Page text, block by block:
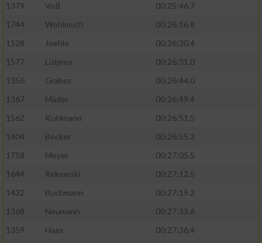
1379
Voß
00:25:46.7
1744
Wohlmuth
00:26:16.8
1528
Joehle
00:26:30.4
1577
Lütjens
00:26:31.0
1356
Grabez
00:26:44.0
1367
Mäder
00:26:49.4
1562
Kuhlmann
00:26:51.5
1404
Becker
00:26:55.3
1758
Meyer
00:27:05.5
1644
Rekowski
00:27:12.5
1432
Buchmann
00:27:19.2
1368
Neumann
00:27:33.6
1359
Haas
00:27:36.4